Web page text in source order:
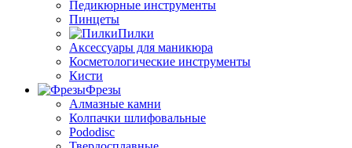
Педикюрные инструменты
Пинцеты
Пилки
Аксессуары для маникюра
Косметологические инструменты
Кисти
Фрезы
Алмазные камни
Колпачки шлифовальные
Pododisc